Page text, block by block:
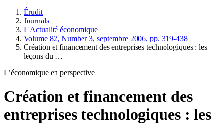
Érudit
Journals
L'Actualité économique
Volume 82, Number 3, septembre 2006, pp. 319-438
Création et financement des entreprises technologiques : les
leçons du …
L’économique en perspective
Création et financement des
entreprises technologiques : les